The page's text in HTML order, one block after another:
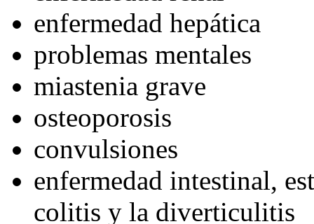
enfermedad hepática
problemas mentales
miastenia grave
osteoporosis
convulsiones
enfermedad intestinal,
colitis y la diverticulitis